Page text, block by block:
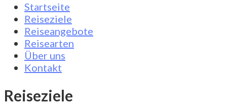
Startseite
Reiseziele
Reiseangebote
Reisearten
Über uns
Kontakt
Reiseziele